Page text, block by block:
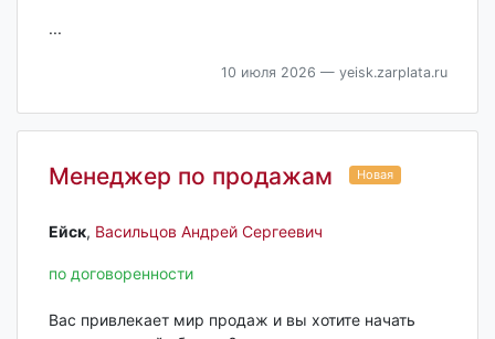
...
10 июля 2026 — yeisk.zarplata.ru
Менеджер по продажам Новая
Ейск‎, Васильцов Андрей Сергеевич
по договоренности
Вас привлекает мир продаж и вы хотите начать